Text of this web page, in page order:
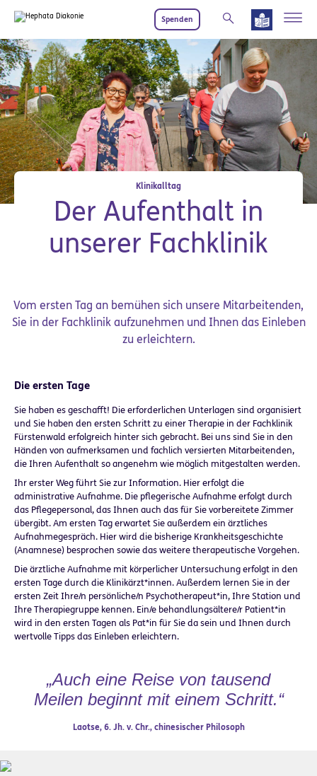
Spenden
Klinikalltag
Der Aufenthalt in
unserer Fachklinik
Vom ersten Tag an bemühen sich unsere Mitarbeitenden,
Sie in der Fachklinik aufzunehmen und Ihnen das Einleben
zu erleichtern.
Die ersten Tage
Sie haben es geschafft! Die erforderlichen Unterlagen sind organisiert
und Sie haben den ersten Schritt zu einer Therapie in der Fachklinik
Fürstenwald erfolgreich hinter sich gebracht. Bei uns sind Sie in den
Händen von aufmerksamen und fachlich versierten Mitarbeitenden,
die Ihren Aufenthalt so angenehm wie möglich mitgestalten werden.
Ihr erster Weg führt Sie zur Information. Hier erfolgt die
administrative Aufnahme. Die pflegerische Aufnahme erfolgt durch
das Pflegepersonal, das Ihnen auch das für Sie vorbereitete Zimmer
übergibt. Am ersten Tag erwartet Sie außerdem ein ärztliches
Aufnahmegespräch. Hier wird die bisherige Krankheitsgeschichte
(Anamnese) besprochen sowie das weitere therapeutische Vorgehen.
Die ärztliche Aufnahme mit körperlicher Untersuchung erfolgt in den
ersten Tage durch die Klinikärzt*innen. Außerdem lernen Sie in der
ersten Zeit Ihre/n persönliche/n Psychotherapeut*in, Ihre Station und
Ihre Therapiegruppe kennen. Ein/e behandlungsältere/r Patient*in
wird in den ersten Tagen als Pat*in für Sie da sein und Ihnen durch
wertvolle Tipps das Einleben erleichtern.
„Auch eine Reise von tausend
Meilen beginnt mit einem Schritt.“
Laotse, 6. Jh. v. Chr., chinesischer Philosoph